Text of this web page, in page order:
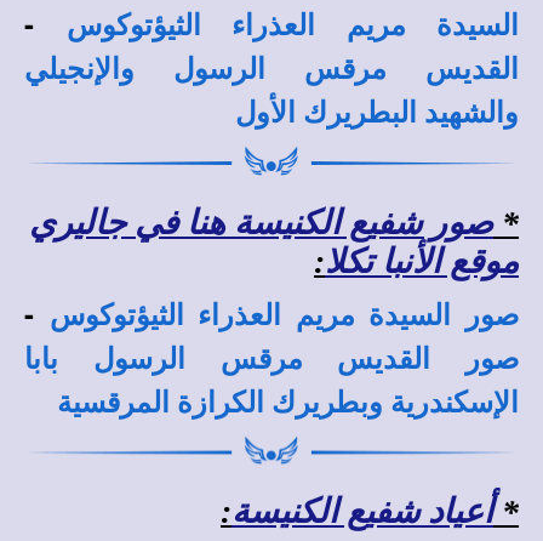
السيدة مريم العذراء الثيؤتوكوس -
القديس مرقس الرسول والإنجيلي
والشهيد البطريرك الأول
*صور شفيع الكنيسة هنا في جاليري
موقع الأنبا تكلا:
صور السيدة مريم العذراء الثيؤتوكوس -
صور القديس مرقس الرسول بابا
الإسكندرية وبطريرك الكرازة المرقسية
*أعياد شفيع الكنيسة: